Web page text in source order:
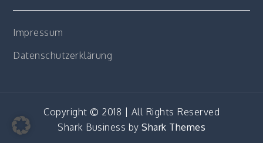
Impressum
Datenschutzerklärung
Copyright © 2018 | All Rights Reserved
Shark Business by Shark Themes